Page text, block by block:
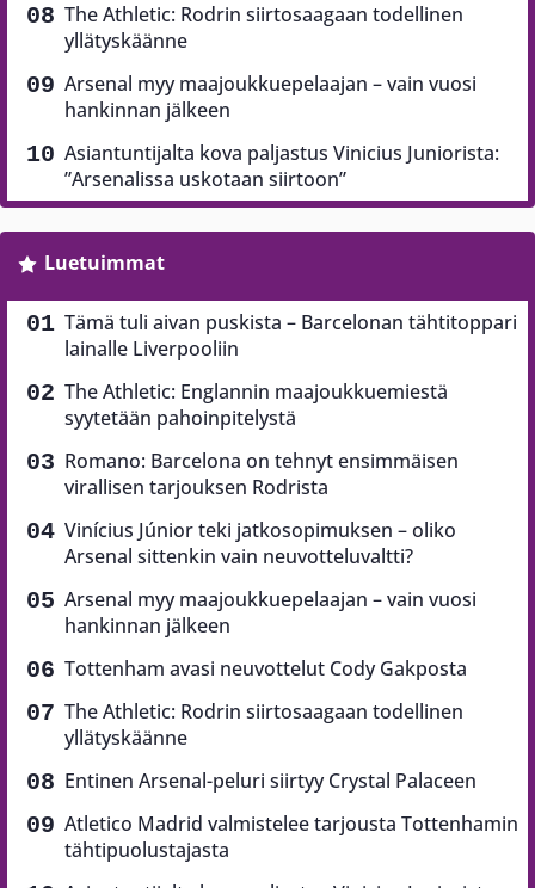
The Athletic: Rodrin siirtosaagaan todellinen
yllätyskäänne
Arsenal myy maajoukkuepelaajan – vain vuosi
hankinnan jälkeen
Asiantuntijalta kova paljastus Vinicius Juniorista:
”Arsenalissa uskotaan siirtoon”
Luetuimmat
Tämä tuli aivan puskista – Barcelonan tähtitoppari
lainalle Liverpooliin
The Athletic: Englannin maajoukkuemiestä
syytetään pahoinpitelystä
Romano: Barcelona on tehnyt ensimmäisen
virallisen tarjouksen Rodrista
Vinícius Júnior teki jatkosopimuksen – oliko
Arsenal sittenkin vain neuvotteluvaltti?
Arsenal myy maajoukkuepelaajan – vain vuosi
hankinnan jälkeen
Tottenham avasi neuvottelut Cody Gakposta
The Athletic: Rodrin siirtosaagaan todellinen
yllätyskäänne
Entinen Arsenal-peluri siirtyy Crystal Palaceen
Atletico Madrid valmistelee tarjousta Tottenhamin
tähtipuolustajasta